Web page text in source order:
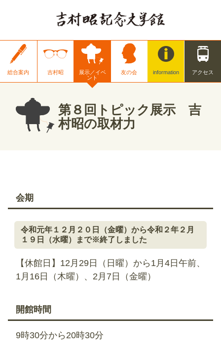
総合案内 吉村昭
展示／イベ
ント
友の会 information アクセス
第８回トピック展示 吉
村昭の取材力
会期
令和元年１２月２０日（金曜）から令和２年２月
１９日（水曜）まで※終了しました
【休館日】12月29日（日曜）から1月4日午前、
1月16日（木曜）、2月7日（金曜）
開館時間
9時30分から20時30分